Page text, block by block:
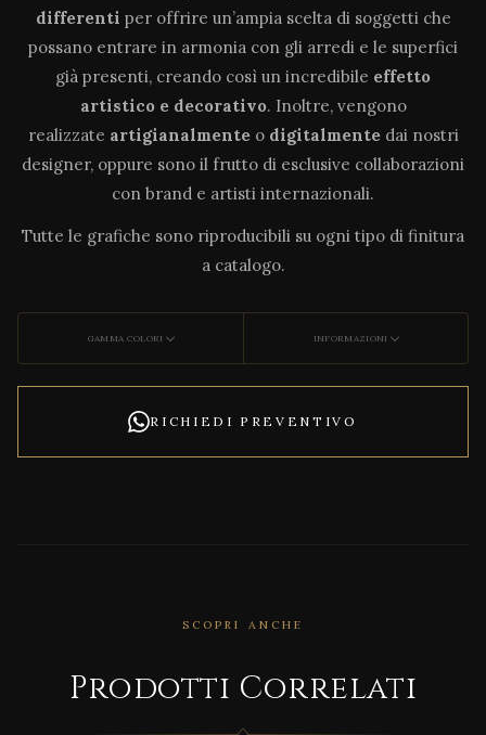
differenti per offrire un’ampia scelta di soggetti che
possano entrare in armonia con gli arredi e le superfici
già presenti, creando così un incredibile effetto
artistico e decorativo. Inoltre, vengono
realizzate artigianalmenteo digitalmentedai nostri
designer, oppure sono il frutto di esclusive collaborazioni
con brand e artisti internazionali.
Tutte le grafiche sono riproducibili su ogni tipo di finitura
a catalogo.
GAMMA COLORI INFORMAZIONI
RICHIEDI PREVENTIVO
SCOPRI ANCHE
Prodotti Correlati
CORRELATO